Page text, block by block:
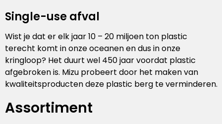
Single-use afval
Wist je dat er elk jaar 10 – 20 miljoen ton plastic
terecht komt in onze oceanen en dus in onze
kringloop? Het duurt wel 450 jaar voordat plastic
afgebroken is. Mizu probeert door het maken van
kwaliteitsproducten deze plastic berg te verminderen.
Assortiment